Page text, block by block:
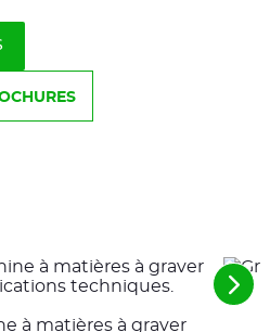
à matières à graver
Voir
les